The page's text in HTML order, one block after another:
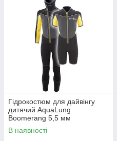
Гідрокостюм для дайвінгу
дитячий AquaLung
Boomerang 5,5 мм
В наявності